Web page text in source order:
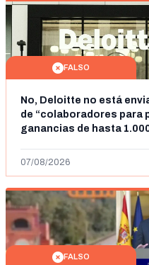
FALSO
No, Deloitte no está
de “colaboradores para
ganancias de hasta
07/08/2026
FALSO